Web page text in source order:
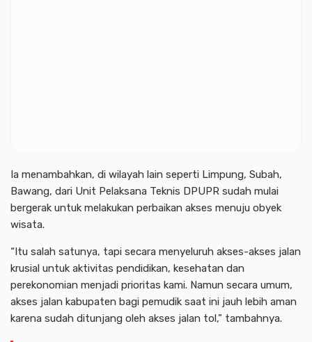
Ia menambahkan, di wilayah lain seperti Limpung, Subah,
Bawang, dari Unit Pelaksana Teknis DPUPR sudah mulai
bergerak untuk melakukan perbaikan akses menuju obyek
wisata.
“Itu salah satunya, tapi secara menyeluruh akses-akses jalan
krusial untuk aktivitas pendidikan, kesehatan dan
perekonomian menjadi prioritas kami. Namun secara umum,
akses jalan kabupaten bagi pemudik saat ini jauh lebih aman
karena sudah ditunjang oleh akses jalan tol,” tambahnya.